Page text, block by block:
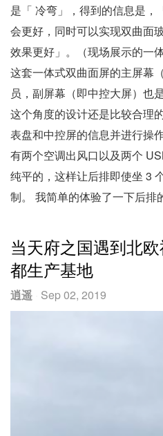
是「 冷弯」，得到的信息是
会更好，同时可以实现双曲面
效果更好」。（现场展示的一
这套一体式双曲面屏的主屏幕
员，副屏幕（即中控大屏）也
这个角度的设计还是比较合理
表盘和中控屏的信息并进行操
有两个空调出风口以及两个
纯平的，这样让后排即使坐 3
制。 我简单的体验了一下后
当天府之国遇到北
都生产基地
逍遥 Sep 02, 2019